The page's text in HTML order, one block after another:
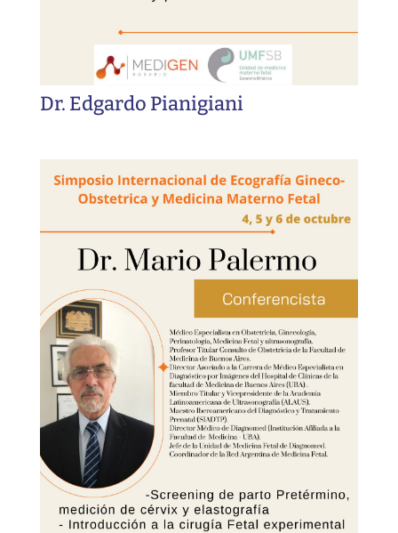
Dr. Edgardo Pianigiani